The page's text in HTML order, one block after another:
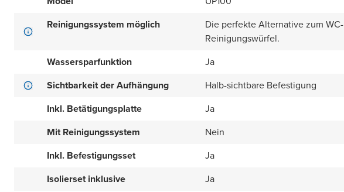
Reinigungssystem möglich
Die perfekte Alternative zum WC-
Reinigungswürfel.
Wassersparfunktion
Ja
Sichtbarkeit der Aufhängung
Halb-sichtbare Befestigung
Inkl. Betätigungsplatte
Ja
Mit Reinigungssystem
Nein
Inkl. Befestigungsset
Ja
Isolierset inklusive
Ja